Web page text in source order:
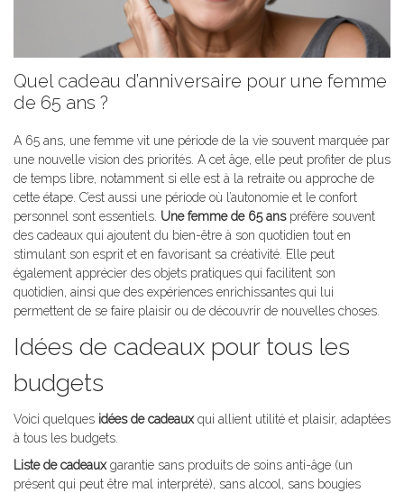
Quel cadeau d’anniversaire pour une femme
de 65 ans ?
A 65 ans, une femme vit une période de la vie souvent marquée par
une nouvelle vision des priorités. A cet âge, elle peut profiter de plus
de temps libre, notamment si elle est à la retraite ou approche de
cette étape. C’est aussi une période où l’autonomie et le confort
personnel sont essentiels. Une femme de 65 anspréfère souvent
des cadeaux qui ajoutent du bien-être à son quotidien tout en
stimulant son esprit et en favorisant sa créativité. Elle peut
également apprécier des objets pratiques qui facilitent son
quotidien, ainsi que des expériences enrichissantes qui lui
permettent de se faire plaisir ou de découvrir de nouvelles choses.
Idées de cadeaux pour tous les
budgets
Voici quelques idées de cadeauxqui allient utilité et plaisir, adaptées
à tous les budgets.
Liste de cadeauxgarantie sans produits de soins anti-âge (un
présent qui peut être mal interprété), sans alcool, sans bougies